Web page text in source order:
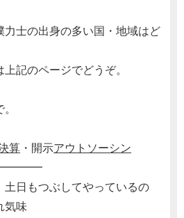
力士の出身の多い国・地域はど
記のページでどうぞ。
算 ・開示アウトソーシン
土日もつぶしてやっているの
気味